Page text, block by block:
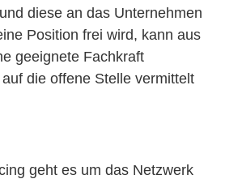
diese an das Unternehmen
Position frei wird, kann aus
geeignete Fachkraft
die offene Stelle vermittelt
geht es um das Netzwerk